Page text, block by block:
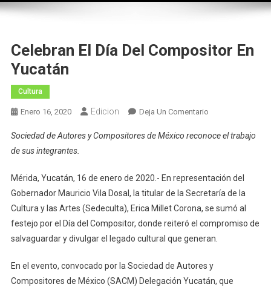
Celebran El Día Del Compositor En
Yucatán
Cultura
Enero 16, 2020 Edicion Deja Un ComentarioEn
El
Compositor
En
Yucatán
Sociedad de Autores y Compositores de México reconoce el trabajo
de sus integrantes.
Mérida, Yucatán, 16 de enero de 2020.- En representación del
Gobernador Mauricio Vila Dosal, la titular de la Secretaría de la
Cultura y las Artes (Sedeculta), Erica Millet Corona, se sumó al
festejo por el Día del Compositor, donde reiteró el compromiso de
salvaguardar y divulgar el legado cultural que generan.
En el evento, convocado por la Sociedad de Autores y
Compositores de México (SACM) Delegación Yucatán, que